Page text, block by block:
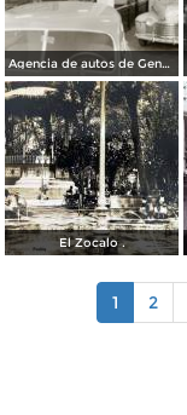
Agencia de autos de General Motors
El Zocalo .
1 2